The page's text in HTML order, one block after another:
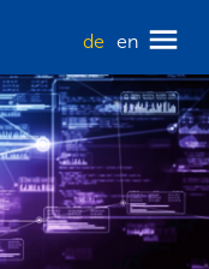
de en